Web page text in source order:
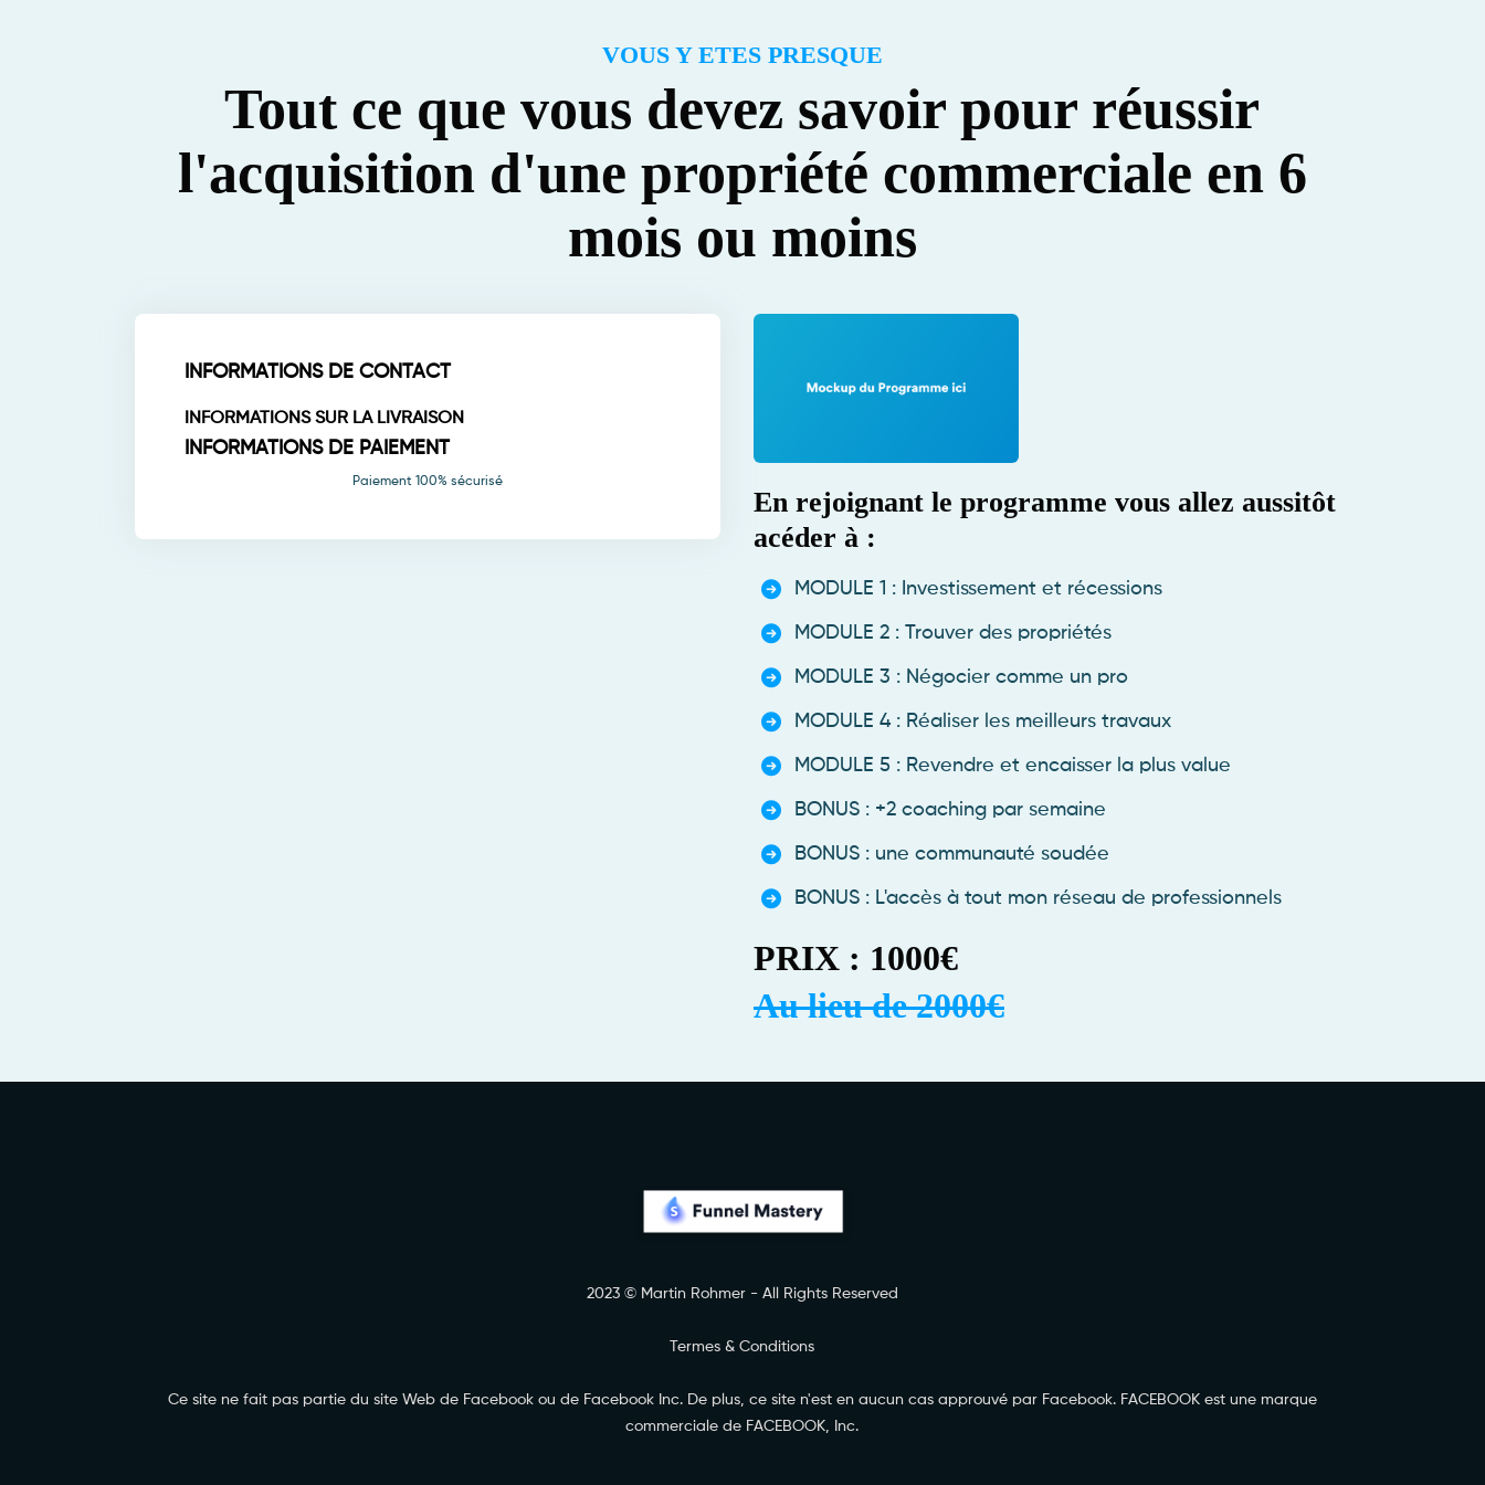
VOUS Y ETES PRESQUE
Tout ce que vous devez savoir pour réussir
l'acquisition d'une propriété commerciale en 6
mois ou moins
INFORMATIONS DE CONTACT
INFORMATIONS SUR LA LIVRAISON
INFORMATIONS DE PAIEMENT
Paiement 100% sécurisé
En rejoignant le programme vous allez aussitôt
acéder à :
MODULE 1 : Investissement et récessions
MODULE 2 : Trouver des propriétés
MODULE 3 : Négocier comme un pro
MODULE 4 : Réaliser les meilleurs travaux
MODULE 5 : Revendre et encaisser la plus value
BONUS : +2 coaching par semaine
BONUS : une communauté soudée
BONUS : L'accès à tout mon réseau de professionnels
PRIX : 1000€
Au lieu de 2000€
2023 © Martin Rohmer - All Rights Reserved
Termes & Conditions
Ce site ne fait pas partie du site Web de Facebook ou de Facebook Inc. De plus, ce site n'est en aucun cas approuvé par Facebook. FACEBOOK est une marque
commerciale de FACEBOOK, Inc.